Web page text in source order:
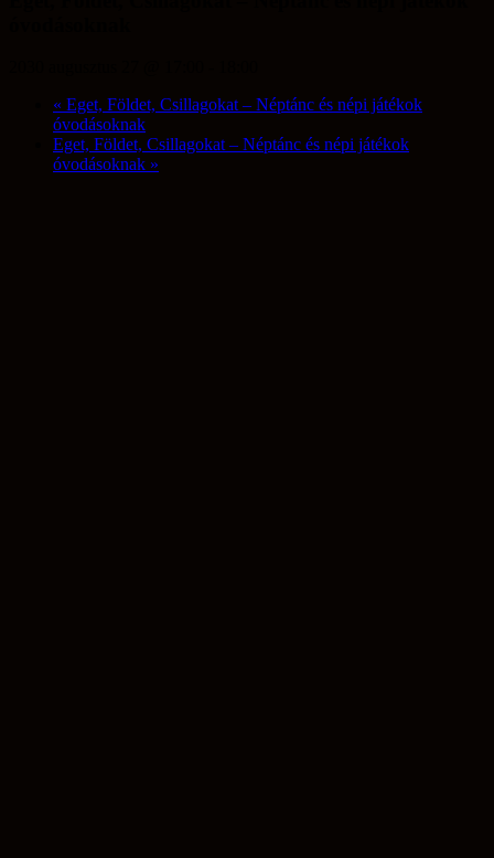
« Eget, Földet, Csillagokat – Néptánc és népi játékok
óvodásoknak
Eget, Földet, Csillagokat – Néptánc és népi játékok
óvodásoknak »